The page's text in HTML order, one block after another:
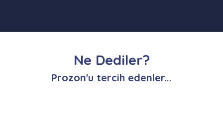
Ne Dediler?
Prozon'u tercih edenler...